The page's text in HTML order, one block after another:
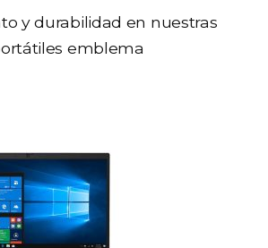
y durabilidad en nuestras
emblema